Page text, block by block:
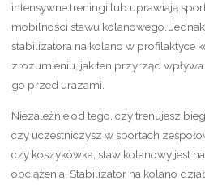
intensywne treningi lub uprawiają
mobilności stawu kolanowego.
stabilizatora na kolano w profilaktyce
zrozumieniu, jak ten przyrząd
go przed urazami.
Niezależnie od tego, czy trenujesz
czy uczestniczysz w sportach
czy koszykówka, staw kolanowy jest
obciążenia. Stabilizator na kolano